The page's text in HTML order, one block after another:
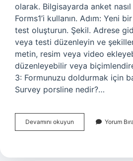
olarak. Bilgisayarda anket nasıl
Forms1’i kullanın. Adım: Yeni
test oluşturun. Şekil. Adrese
veya testi düzenleyin ve
metin, resim veya video
düzenleyebilir veya
3: Formunuzu doldurmak için
Survey porsline nedir?…
Devamını okuyun
Anket
Nelerdir
Yorum